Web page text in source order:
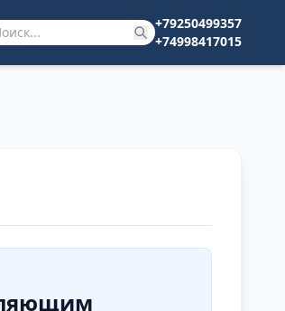
+79250499357
+74998417015